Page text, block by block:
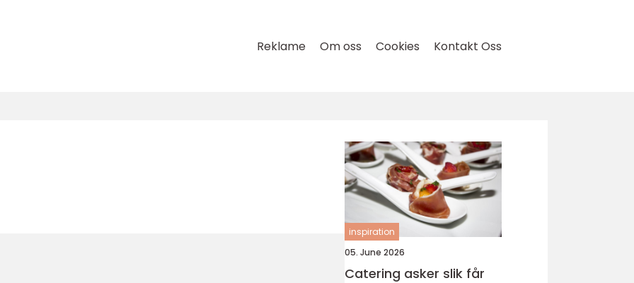
Reklame Om oss Cookies Kontakt Oss
inspiration
05. June 2026
Catering asker slik får